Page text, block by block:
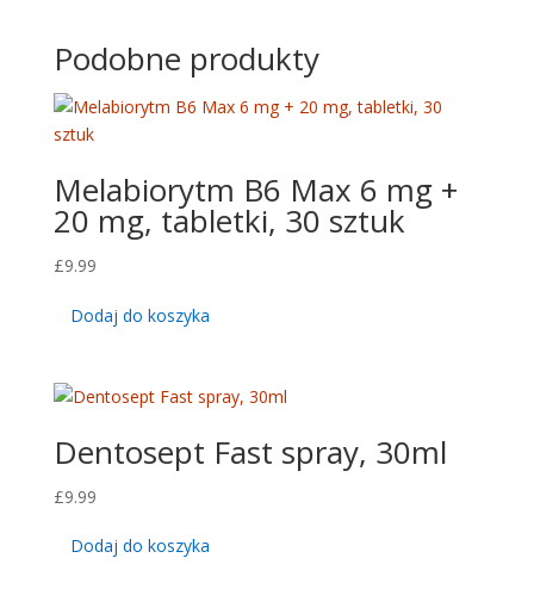
Podobne produkty
Melabiorytm B6 Max 6 mg +
20 mg, tabletki, 30 sztuk
£9.99
Dodaj do koszyka
Dentosept Fast spray, 30ml
£9.99
Dodaj do koszyka